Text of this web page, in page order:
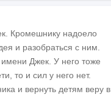
Кромешнику надоело
и разобраться с ним.
Джек. У него тоже
то и сил у него нет.
и вернуть детям веру в